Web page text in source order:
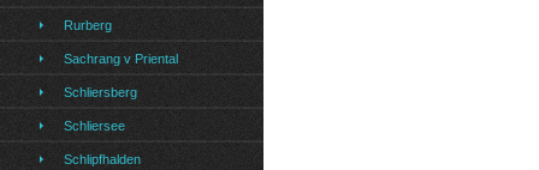
Rurberg
Sachrang v Priental
Schliersberg
Schliersee
Schlipfhalden